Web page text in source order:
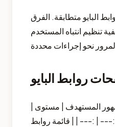
البايو متطابقة. الفرق
تنظيم انتباه المستخدم
روابط البايو
| :--- | | قائمة روابط